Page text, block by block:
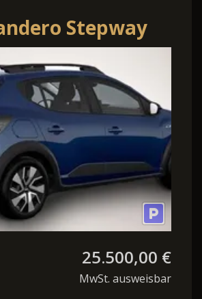
Stepway
Step Facelift
AT E.
25.500,00 €
MwSt. ausweisbar